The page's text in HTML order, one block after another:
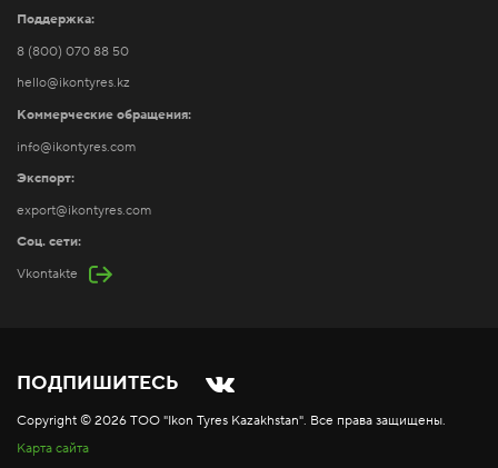
Поддержка:
8 (800) 070 88 50
hello@ikontyres.kz
Коммерческие обращения:
info@ikontyres.com
Экспорт:
export@ikontyres.com
Соц. сети:
Vkontakte
ПОДПИШИТЕСЬ
Copyright © 2026 ТОО "Ikon Tyres Kazakhstan". Все права защищены.
Карта сайта